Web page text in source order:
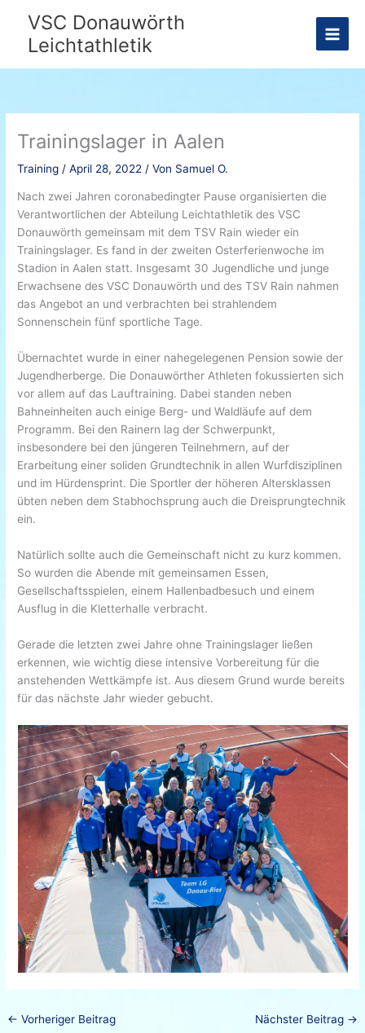
springen
VSC Donauwörth
Leichtathletik
Trainingslager in Aalen
Training /April 28, 2022 / Von Samuel O.
Nach zwei Jahren coronabedingter Pause organisierten die
Verantwortlichen der Abteilung Leichtathletik des VSC
Donauwörth gemeinsam mit dem TSV Rain wieder ein
Trainingslager. Es fand in der zweiten Osterferienwoche im
Stadion in Aalen statt. Insgesamt 30 Jugendliche und junge
Erwachsene des VSC Donauwörth und des TSV Rain nahmen
das Angebot an und verbrachten bei strahlendem
Sonnenschein fünf sportliche Tage.
Übernachtet wurde in einer nahegelegenen Pension sowie der
Jugendherberge. Die Donauwörther Athleten fokussierten sich
vor allem auf das Lauftraining. Dabei standen neben
Bahneinheiten auch einige Berg- und Waldläufe auf dem
Programm. Bei den Rainern lag der Schwerpunkt,
insbesondere bei den jüngeren Teilnehmern, auf der
Erarbeitung einer soliden Grundtechnik in allen Wurfdisziplinen
und im Hürdensprint. Die Sportler der höheren Altersklassen
übten neben dem Stabhochsprung auch die Dreisprungtechnik
ein.
Natürlich sollte auch die Gemeinschaft nicht zu kurz kommen.
So wurden die Abende mit gemeinsamen Essen,
Gesellschaftsspielen, einem Hallenbadbesuch und einem
Ausflug in die Kletterhalle verbracht.
Gerade die letzten zwei Jahre ohne Trainingslager ließen
erkennen, wie wichtig diese intensive Vorbereitung für die
anstehenden Wettkämpfe ist. Aus diesem Grund wurde bereits
für das nächste Jahr wieder gebucht.
← Vorheriger Beitrag Nächster Beitrag →